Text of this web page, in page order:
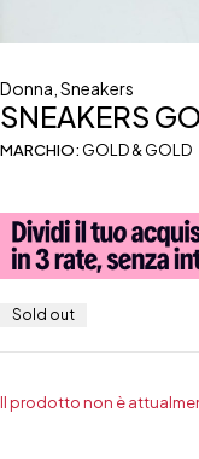
Donna Sneakers
SNEAKERS
MARCHIO: GOLD & GOLD
Sold out
Il prodotto non è